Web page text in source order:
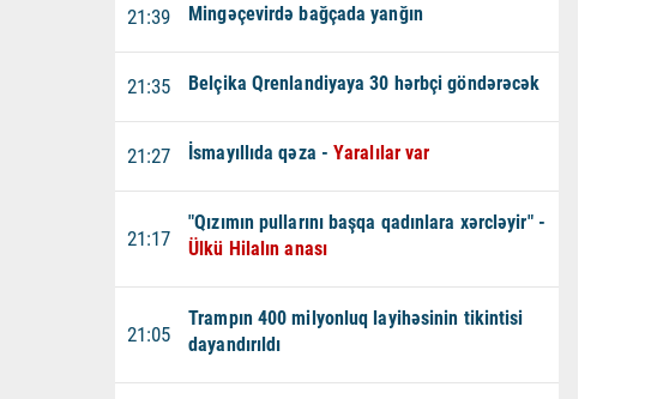
21:39 Mingəçevirdə bağçada yanğın
21:35 Belçika Qrenlandiyaya 30 hərbçi göndərəcək
21:27 İsmayıllıda qəza -Yaralılar var
21:17
"Qızımın pullarını başqa qadınlara xərcləyir" -
Ülkü Hilalın anası
21:05
Trampın 400 milyonluq layihəsinin tikintisi
dayandırıldı